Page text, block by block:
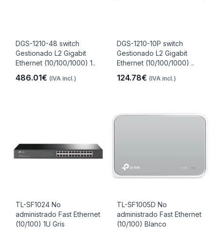
DGS-1210-48 switch
Gestionado L2 Gigabit
Ethernet (10/100/1000) 1..
486.01€ (IVA incl.)
DGS-1210-10P switch
Gestionado L2 Gigabit
Ethernet (10/100/1000) ..
124.78€ (IVA incl.)
TL-SF1024 No
administrado Fast Ethernet
(10/100) 1U Gris
TL-SF1005D No
administrado Fast Ethernet
(10/100) Blanco